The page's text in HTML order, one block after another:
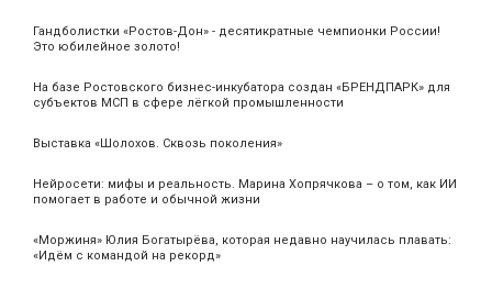
Гандболистки «Ростов-Дон» - десятикратные чемпионки России!
Это юбилейное золото!
На базе Ростовского бизнес-инкубатора создан «БРЕНДПАРК» для
субъектов МСП в сфере лёгкой промышленности
Выставка «Шолохов. Сквозь поколения»
Нейросети: мифы и реальность. Марина Хопрячкова – о том, как ИИ
помогает в работе и обычной жизни
«Моржиня» Юлия Богатырёва, которая недавно научилась плавать:
«Идём с командой на рекорд»